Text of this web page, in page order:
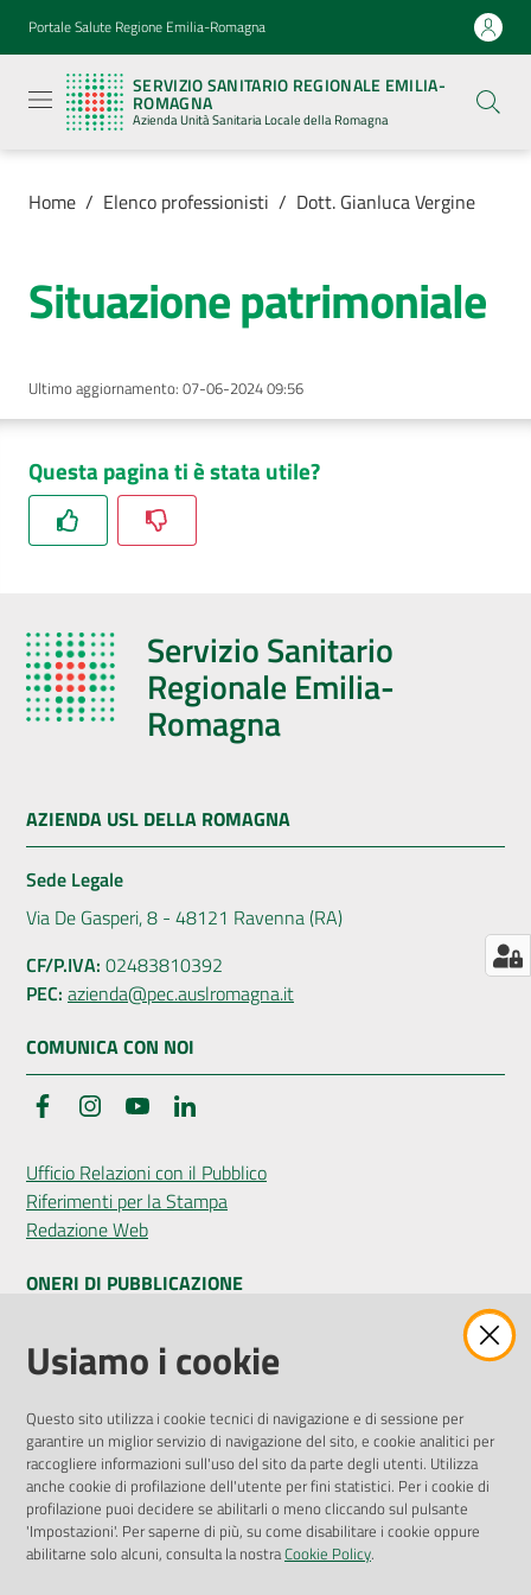
Vai al contenuto
Vai alla navigazione
Vai al footer
Portale Salute Regione Emilia-Romagna
SERVIZIO SANITARIO REGIONALE EMILIA-
ROMAGNA
Azienda Unità Sanitaria Locale della Romagna
Sanitario
Regionale
Emilia-
Romagna
Azienda
Sanitaria
Locale della
Servizi
Luoghi
di
cura
dei
Servizi
Dedicato
Bandi
Concorsi
Seguici
su
Home / Elenco professionisti / Dott. Gianluca Vergine
Situazione patrimoniale
Ultimo aggiornamento: 07-06-2024 09:56
Questa pagina ti è stata utile?
Servizio Sanitario
Regionale Emilia-
Romagna
AZIENDA USL DELLA ROMAGNA
Sede Legale
Via De Gasperi, 8 - 48121 Ravenna (RA)
CF/P.IVA: 02483810392
PEC: azienda@pec.auslromagna.it
COMUNICA CON NOI
FacebookInstagramYouTube
Ufficio Relazioni con il Pubblico
Riferimenti per la Stampa
Redazione Web
ONERI DI PUBBLICAZIONE
Amministrazione Trasparente
Pubblicità legale
Privacy Policy
Attuazione Misure PNRR
Liste di Attesa
ENTI, IMPRESE E PARTNER
Usiamo i cookie
Questo sito utilizza i cookie tecnici di navigazione e di sessione per
garantire un miglior servizio di navigazione del sito, e cookie analitici per
raccogliere informazioni sull'uso del sito da parte degli utenti. Utilizza
anche cookie di profilazione dell'utente per fini statistici. Per i cookie di
profilazione puoi decidere se abilitarli o meno cliccando sul pulsante
'Impostazioni'. Per saperne di più, su come disabilitare i cookie oppure
abilitarne solo alcuni, consulta la nostraCookie Policy.